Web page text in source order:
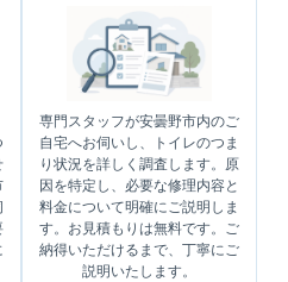
専門スタッフが安曇野市内のご
自宅へお伺いし、トイレのつま
り状況を詳しく調査します。原
因を特定し、必要な修理内容と
料金について明確にご説明しま
す。お見積もりは無料です。ご
納得いただけるまで、丁寧にご
説明いたします。